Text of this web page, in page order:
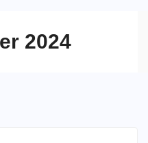
2024